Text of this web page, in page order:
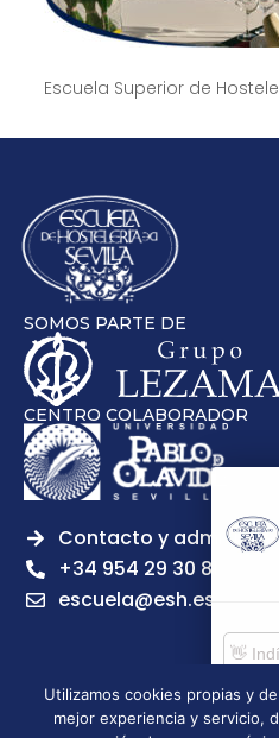
Escuela Superior de
SOMOS PARTE DE
CENTRO COLABORADOR
Contacto y admisiones
+34 954 29 30 81
escuela@esh.es
Aviso legal Política de
Utilizamos cookies propias y
mejor experiencia y servicio,